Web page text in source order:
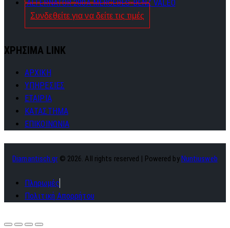
ALTERNATOR 280A MERCEDES-BENZ VALEO
Συνδεθείτε για να δείτε τις τιμές
ΧΡΗΣΙΜΑ LINK
ΑΡΧΙΚΗ
ΥΠΗΡΕΣΙΕΣ
ΕΤΑΙΡΙΑ
ΚΑΤΑΣΤΗΜΑ
ΕΠΙΚΟΙΝΩΝΙΑ
Diamantisch.gr © 2026. All rights reserved | Powered by Nuntiusweb
Πληρωμές
Πολιτική Απορρήτου